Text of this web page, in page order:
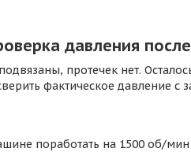
давления
протечек нет.
фактическое давление с
поработать на 1500 об/